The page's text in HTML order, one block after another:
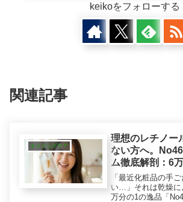
keikoをフォローする
関連記事
エイジングケア
理想のレチノー
ない方へ。
ム徹底解剖：6
ら導いた高純粋
「最近化粧品の手
い…」それは乾燥に
万分の1の逸品「